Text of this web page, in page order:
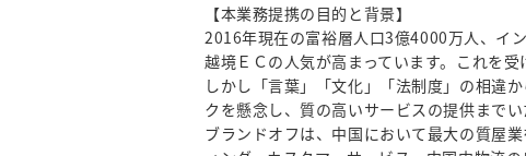
【本業務提携の目的と背景】
2016年現在の富裕層人口3億4000万人、イ
越境ＥＣの人気が高まっています。これを
しかし「言葉」「文化」「法制度」の相違
クを懸念し、質の高いサービスの提供まで
ブランドオフは、中国において最大の質屋